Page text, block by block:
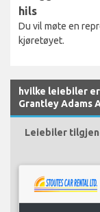
hils
Du vil møte en
kjøretøyet.
hvilke leiebiler
Grantley Adams
Leiebiler